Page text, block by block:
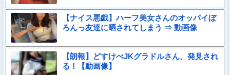
【ナイス悪戯】ハーフ美女さんのオッパイぼ
ろんっ友達に晒されてしまう ⇒ 動画像
【朗報】どすけべJKグラドルさん、発見され
る！【動画像】